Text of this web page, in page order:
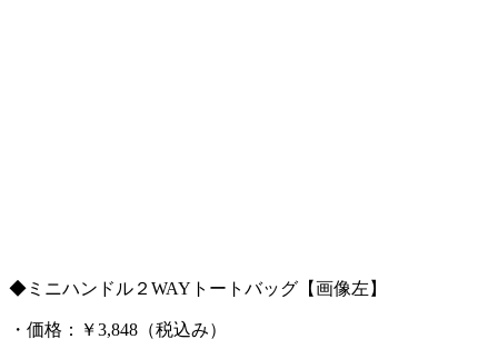
◆ミニハンドル２WAYトートバッグ【画像左】
・価格：￥3,848（税込み）